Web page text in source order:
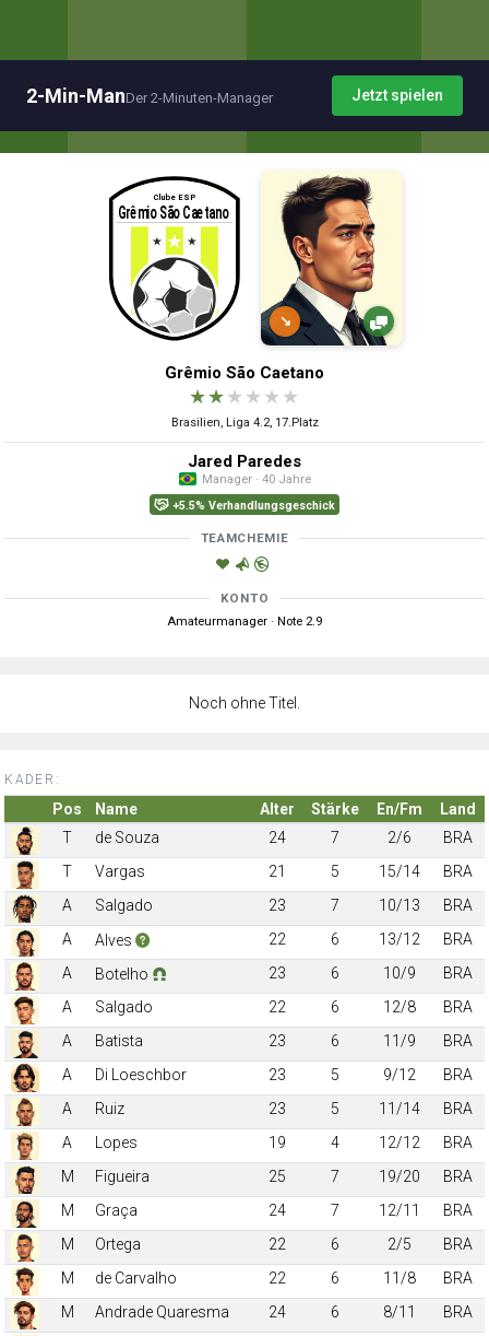
2-Min-ManDer 2-Minuten-Manager Jetzt spielen
↘
Grêmio São Caetano
★★★ ★ ★ ★
Brasilien, Liga 4.2, 17.Platz
Jared Paredes
Manager · 40 Jahre
+5.5% Verhandlungsgeschick
TEAMCHEMIE
KONTO
Amateurmanager · Note 2.9
Noch ohne Titel.
KADER:
Pos Name Alter Stärke En/Fm
Land
T
de Souza 24 7 2/6
BRA
T
Vargas 21 5 15/14
BRA
A
Salgado 23 7 10/13
BRA
A
Alves 22 6 13/12
BRA
A
Botelho 23 6 10/9
BRA
A
Salgado 22 6 12/8
BRA
A
Batista 23 6 11/9
BRA
A
Di Loeschbor 23 5 9/12
BRA
A
Ruiz 23 5 11/14
BRA
A
Lopes 19 4 12/12
BRA
M
Figueira 25 7 19/20
BRA
M
Graça 24 7 12/11
BRA
M
Ortega 22 6 2/5
BRA
M
de Carvalho 22 6 11/8
BRA
M
Andrade Quaresma 24 6 8/11
BRA